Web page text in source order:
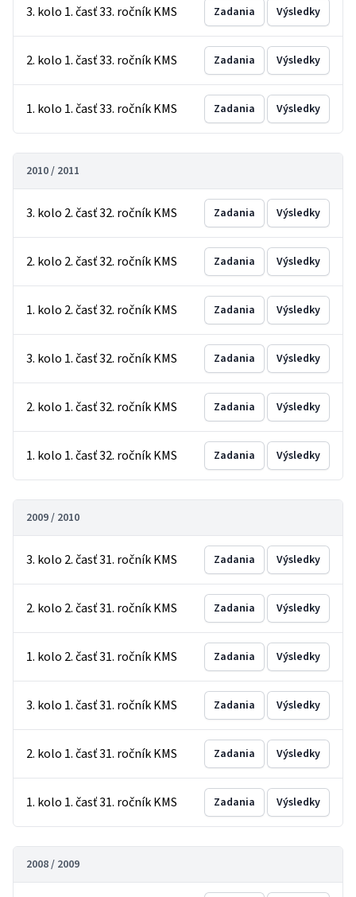
3. kolo 1. časť 33. ročník KMS Zadania Výsledky
2. kolo 1. časť 33. ročník KMS Zadania Výsledky
1. kolo 1. časť 33. ročník KMS Zadania Výsledky
2010 / 2011
3. kolo 2. časť 32. ročník KMS Zadania Výsledky
2. kolo 2. časť 32. ročník KMS Zadania Výsledky
1. kolo 2. časť 32. ročník KMS Zadania Výsledky
3. kolo 1. časť 32. ročník KMS Zadania Výsledky
2. kolo 1. časť 32. ročník KMS Zadania Výsledky
1. kolo 1. časť 32. ročník KMS Zadania Výsledky
2009 / 2010
3. kolo 2. časť 31. ročník KMS Zadania Výsledky
2. kolo 2. časť 31. ročník KMS Zadania Výsledky
1. kolo 2. časť 31. ročník KMS Zadania Výsledky
3. kolo 1. časť 31. ročník KMS Zadania Výsledky
2. kolo 1. časť 31. ročník KMS Zadania Výsledky
1. kolo 1. časť 31. ročník KMS Zadania Výsledky
2008 / 2009